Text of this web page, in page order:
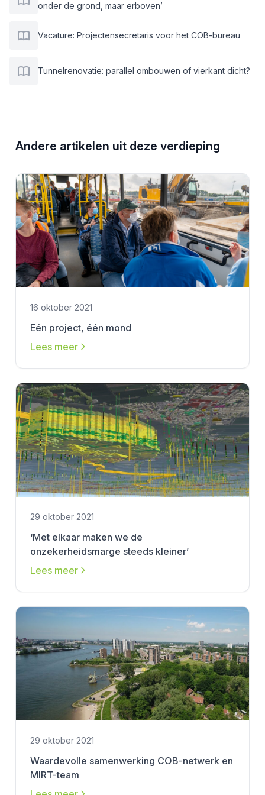
onder de grond, maar erboven’
Vacature: Projectensecretaris voor het COB-bureau
Tunnelrenovatie: parallel ombouwen of vierkant dicht?
Andere artikelen uit deze verdieping
16 oktober 2021
Eén project, één mond
Lees meer
29 oktober 2021
‘Met elkaar maken we de
onzekerheidsmarge steeds kleiner’
Lees meer
29 oktober 2021
Waardevolle samenwerking COB-netwerk en
MIRT-team